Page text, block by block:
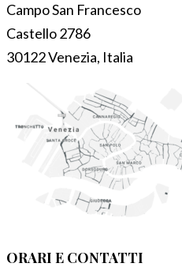
Campo San Francesco
Castello 2786
30122 Venezia, Italia
ORARI E CONTATTI